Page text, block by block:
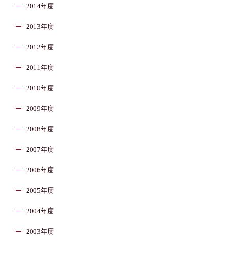
2014年度
2013年度
2012年度
2011年度
2010年度
2009年度
2008年度
2007年度
2006年度
2005年度
2004年度
2003年度